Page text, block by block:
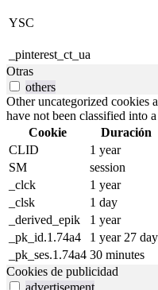
YSC
_pinterest_ct_ua
Otras
others
Other uncategorized cookies
have not been classified into
Cookie
Duración
CLID
1 year
SM
session
_clck
1 year
_clsk
1 day
_derived_epik
1 year
_pk_id.1.74a4
1 year 27
_pk_ses.1.74a4 30 minutes
Cookies de publicidad
advertisement